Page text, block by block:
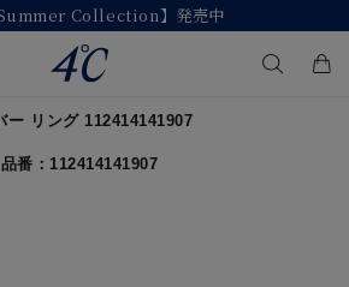
Summer Collection】発売中
キーワードで検索する
ー リング 112414141907
品番：112414141907